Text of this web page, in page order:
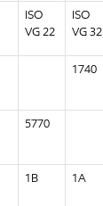
ISO
VG 22
ISO
VG 32
1740
5770
1B 1A